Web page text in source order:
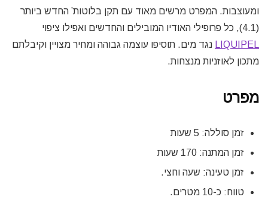
ומעוצבות. המפרט מרשים מאוד עם תקן בלוטות’ החדש ביותר
(4.1), כל פרופילי האודיו המובילים והחדשים ואפילו ציפוי
LIQUIPEL
נגד מים. תוסיפו עוצמה גבוהה ומחיר מצויין וקיבלתם
מתכון לאוזניות מנצחות.
מפרט
זמן סוללה: 5 שעות
זמן המתנה: 170 שעות
זמן טעינה: שעה וחצי.
טווח: כ-10 מטרים.